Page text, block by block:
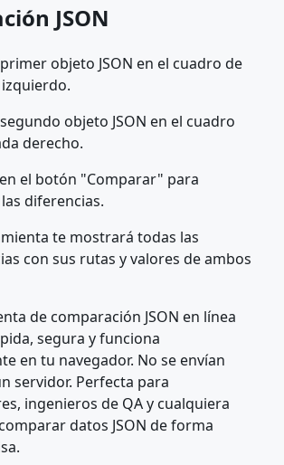
JSON
objeto JSON en el cuadro de
objeto JSON en el cuadro
derecho.
el botón "Comparar" para
diferencias.
te mostrará todas las
con sus rutas y valores de ambos
de comparación JSON en línea
segura y funciona
en tu navegador. No se envían
servidor. Perfecta para
ingenieros de QA y cualquiera
datos JSON de forma